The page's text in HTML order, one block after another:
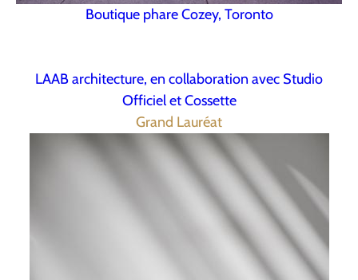
Boutique phare Cozey, Toronto
LAAB architecture, en collaboration avec Studio
Officiel et Cossette
Grand Lauréat